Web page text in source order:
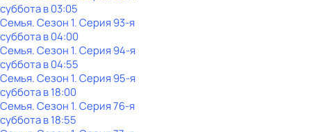
субботав03:05
Семья. Сезон 1. Серия 93-я
субботав04:00
Семья. Сезон 1. Серия 94-я
субботав04:55
Семья. Сезон 1. Серия 95-я
субботав18:00
Семья. Сезон 1. Серия 76-я
субботав18:55